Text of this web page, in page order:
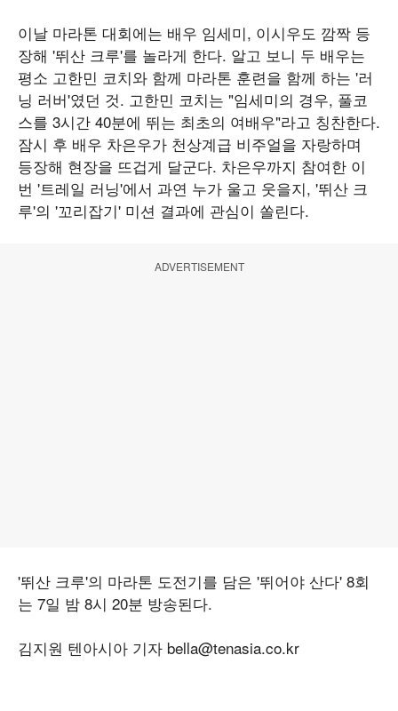
이날 마라톤 대회에는 배우 임세미, 이시우도 깜짝 등
장해 '뛰산 크루'를 놀라게 한다. 알고 보니 두 배우는
평소 고한민 코치와 함께 마라톤 훈련을 함께 하는 '러
닝 러버'였던 것. 고한민 코치는 "임세미의 경우, 풀코
스를 3시간 40분에 뛰는 최초의 여배우"라고 칭찬한다.
잠시 후 배우 차은우가 천상계급 비주얼을 자랑하며
등장해 현장을 뜨겁게 달군다. 차은우까지 참여한 이
번 '트레일 러닝'에서 과연 누가 울고 웃을지, '뛰산 크
루'의 '꼬리잡기' 미션 결과에 관심이 쏠린다.
ADVERTISEMENT
'뛰산 크루'의 마라톤 도전기를 담은 '뛰어야 산다' 8회
는 7일 밤 8시 20분 방송된다.
김지원 텐아시아 기자 bella@tenasia.co.kr